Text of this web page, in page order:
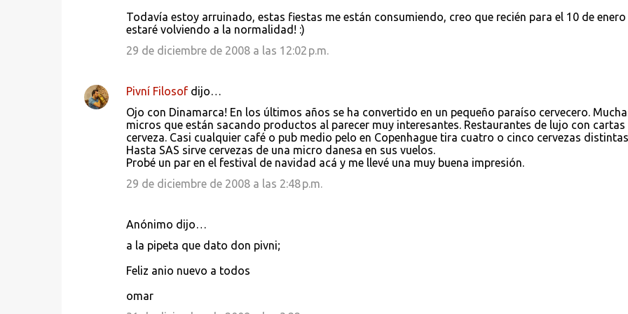
a
Todavía estoy arruinado, estas fiestas me están consumiendo, creo que recién para el 10 de enero
estaré volviendo a la normalidad! :)
29 de diciembre de 2008 a las 12:02 p.m.
Pivní Filosofdijo…
Ojo con Dinamarca! En los últimos años se ha convertido en un pequeño paraíso cervecero.
micros que están sacando productos al parecer muy interesantes. Restaurantes de lujo con cartas
cerveza. Casi cualquier café o pub medio pelo en Copenhague tira cuatro o cinco cervezas
Hasta SAS sirve cervezas de una micro danesa en sus vuelos.
Probé un par en el festival de navidad acá y me llevé una muy buena impresión.
29 de diciembre de 2008 a las 2:48 p.m.
Anónimo dijo…
a la pipeta que dato don pivni;
Feliz anio nuevo a todos
omar